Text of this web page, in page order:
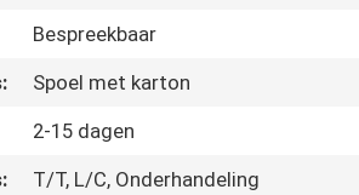
Bespreekbaar
Spoel met karton
2-15 dagen
T/T, L/C, Onderhandeling